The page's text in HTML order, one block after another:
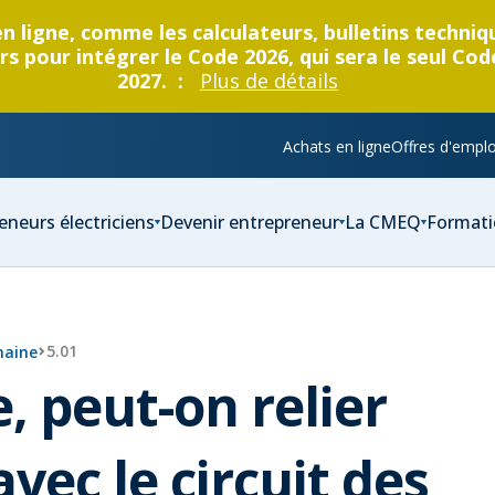
comme les calculateurs, bulletins
pour intégrer le Code 2026, qui sera le seul
2027. :
Plus de détails
Achats en ligneOffres
électriciens Devenir entrepreneur La CMEQ
5.01
peut-on relier
le circuit des